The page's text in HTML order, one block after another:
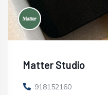
Matter Studio
918152160